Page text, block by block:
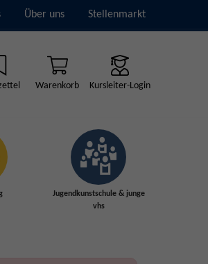
Über uns Stellenmarkt
Warenkorb Kursleiter-Login
Jugendkunstschule & junge
vhs